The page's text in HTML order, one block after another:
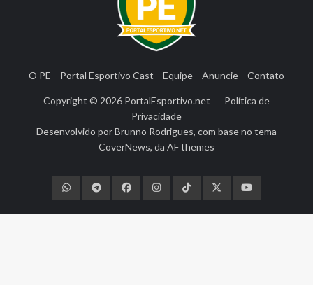
O PE Portal Esportivo Cast Equipe Anuncie Contato
Copyright © 2026 PortalEsportivo.net
Política de
Privacidade
Desenvolvido porBrunno Rodrigues, com base no tema
CoverNews, da AF themes